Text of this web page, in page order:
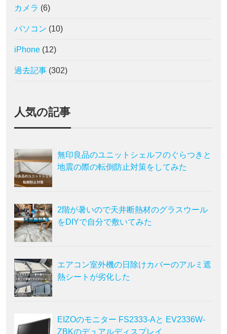
カメラ (6)
パソコン (10)
iPhone (12)
過去記事 (302)
人気の記事
無印良品のユニットシェルフのぐらつきと
地震の際の転倒防止対策をしてみた
2階が暑いので天井断熱材のグラスウール
をDIYで自分で敷いてみた
エアコン室外機の日除けカバーのアルミ遮
熱シートが劣化した
EIZOのモニター FS2333-Aと EV2336W-
ZBKのデュアルディスプレイ